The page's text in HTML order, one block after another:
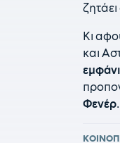
Κι
και
Φενέρ